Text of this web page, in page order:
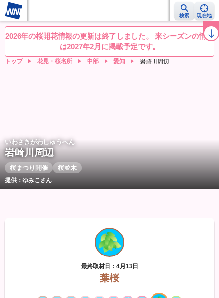
検索 現在地
桜レーダー 名所ランキング 桜開花予想NEWS お花見動画 目的別
2026年の桜開花情報の更新は終了しました。 来シーズンの情報
は2027年2月に掲載予定です。
トップ 花見・桜名所 中部 愛知 岩崎川周辺
いわさきがわしゅうへん
岩崎川周辺
桜まつり開催 桜並木
提供：ゆみこさん
最終取材日：4月13日
葉桜